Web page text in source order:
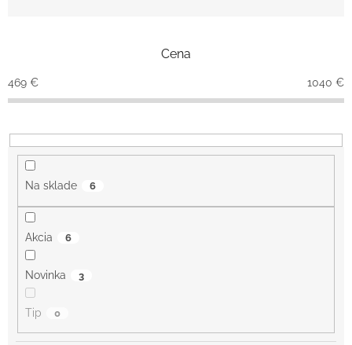
e
p
r
d
Cena
469 € 1040 €
Na sklade 6
Akcia 6
Novinka 3
Tip 0